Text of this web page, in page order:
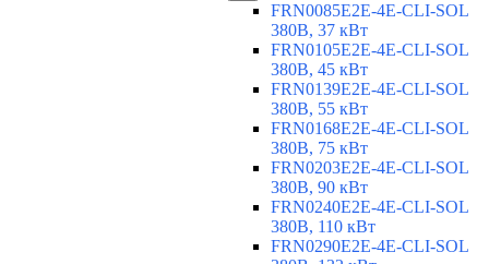
FRN0085E2E-4E-CLI-SOL
380В, 37 кВт
FRN0105E2E-4E-CLI-SOL
380В, 45 кВт
FRN0139E2E-4E-CLI-SOL
380В, 55 кВт
FRN0168E2E-4E-CLI-SOL
380В, 75 кВт
FRN0203E2E-4E-CLI-SOL
380В, 90 кВт
FRN0240E2E-4E-CLI-SOL
380В, 110 кВт
FRN0290E2E-4E-CLI-SOL